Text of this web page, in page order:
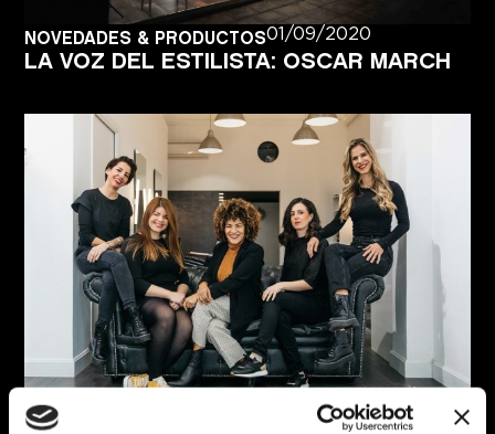
NOVEDADES & PRODUCTOS01/09/2020
LA VOZ DEL ESTILISTA: OSCAR MARCH
NOVEDADES & PRODUCTOS 01/09/2020